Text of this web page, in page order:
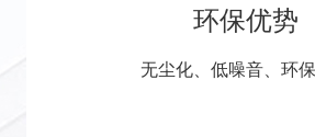
环保优势
无尘化、低噪音、环